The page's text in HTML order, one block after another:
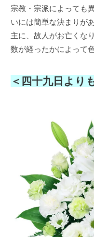
宗教・宗派によっても
いには簡単な決まりが
主に、故人がお亡くな
数が経ったかによって
＜四十九日より